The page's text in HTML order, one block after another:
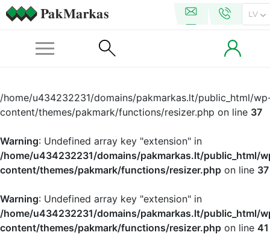
/home/u434232231/domains/pakmarkas.lt/public_html/
content/themes/pakmark/functions/resizer.php on line 37
Warning: Undefined array key "extension" in
/home/u434232231/domains/pakmarkas.lt/public_html/
content/themes/pakmark/functions/resizer.php on line 37
Warning: Undefined array key "extension" in
/home/u434232231/domains/pakmarkas.lt/public_html/
content/themes/pakmark/functions/resizer.php on line 41
LV